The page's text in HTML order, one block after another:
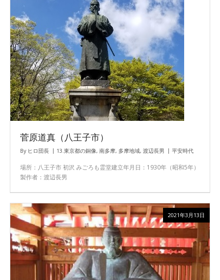
菅原道真（八王子市）
By ヒロ団長 13.東京都の銅像, 南多摩, 多摩地域, 渡辺長男 平安時代
場所：八王子市 初沢 みごろも霊堂建立年月日：1930年（昭和5年）
製作者：渡辺長男
2021年3月13日